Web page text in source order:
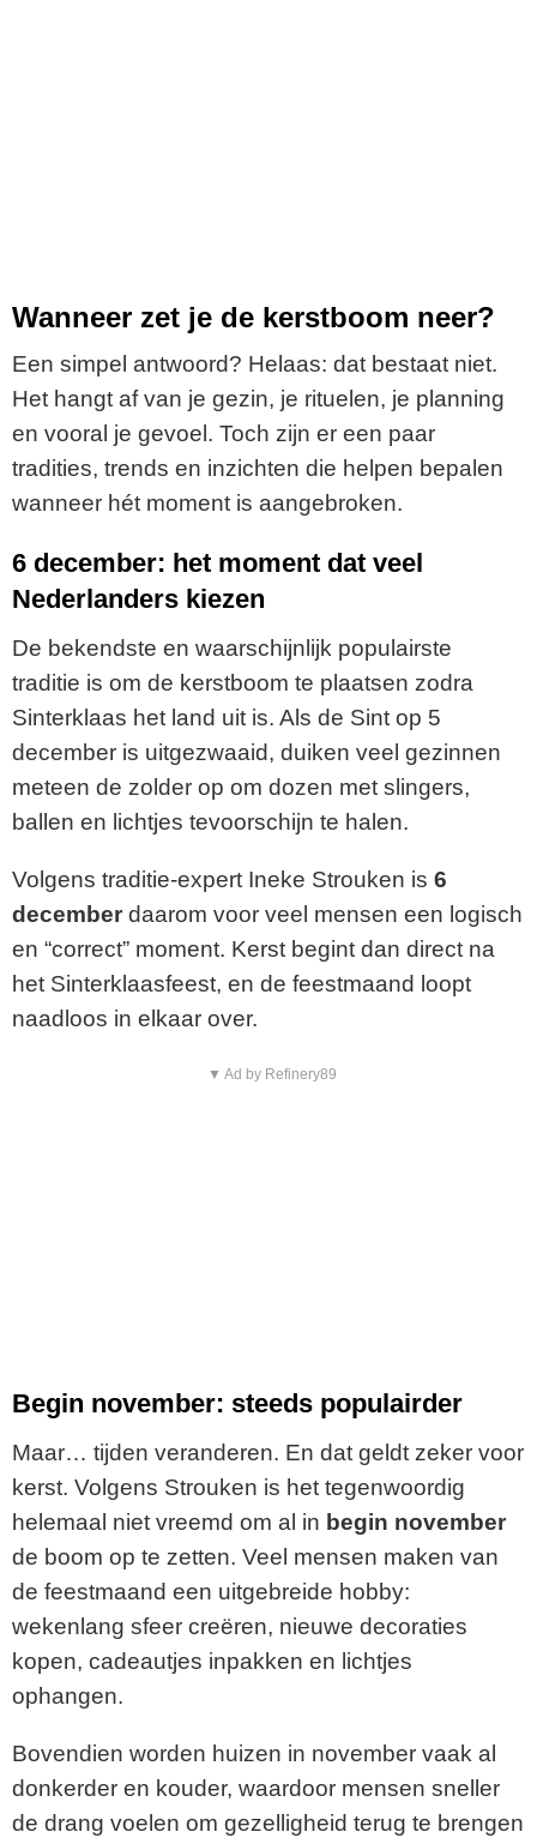
Wanneer zet je de kerstboom neer?
Een simpel antwoord? Helaas: dat bestaat niet.
Het hangt af van je gezin, je rituelen, je planning
en vooral je gevoel. Toch zijn er een paar
tradities, trends en inzichten die helpen bepalen
wanneer hét moment is aangebroken.
6 december: het moment dat veel
Nederlanders kiezen
De bekendste en waarschijnlijk populairste
traditie is om de kerstboom te plaatsen zodra
Sinterklaas het land uit is. Als de Sint op 5
december is uitgezwaaid, duiken veel gezinnen
meteen de zolder op om dozen met slingers,
ballen en lichtjes tevoorschijn te halen.
Volgens traditie-expert Ineke Strouken is 6
december daarom voor veel mensen een logisch
en “correct” moment. Kerst begint dan direct na
het Sinterklaasfeest, en de feestmaand loopt
naadloos in elkaar over.
▼ Ad by Refinery89
Begin november: steeds populairder
Maar… tijden veranderen. En dat geldt zeker voor
kerst. Volgens Strouken is het tegenwoordig
helemaal niet vreemd om al in begin november
de boom op te zetten. Veel mensen maken van
de feestmaand een uitgebreide hobby:
wekenlang sfeer creëren, nieuwe decoraties
kopen, cadeautjes inpakken en lichtjes
ophangen.
Bovendien worden huizen in november vaak al
donkerder en kouder, waardoor mensen sneller
de drang voelen om gezelligheid terug te brengen